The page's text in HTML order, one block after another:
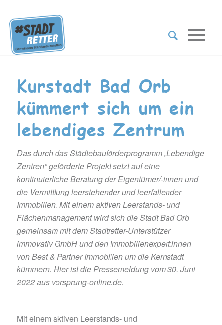
Kurstadt Bad Orb
kümmert sich um ein
lebendiges Zentrum
Das durch das Städtebauförderprogramm „Lebendige
Zentren“ geförderte Projekt setzt auf eine
kontinuierliche Beratung der Eigentümer/-innen und
die Vermittlung leerstehender und leerfallender
Immobilien. Mit einem aktiven Leerstands- und
Flächenmanagement wird sich die Stadt Bad Orb
gemeinsam mit dem Stadtretter-Unterstützer
immovativ GmbH und den Immobilienexpert:innen
von Best & Partner Immobilien um die Kernstadt
kümmern. Hier ist die Pressemeldung vom 30. Juni
2022 aus vorsprung-online.de.
Mit einem aktiven Leerstands- und